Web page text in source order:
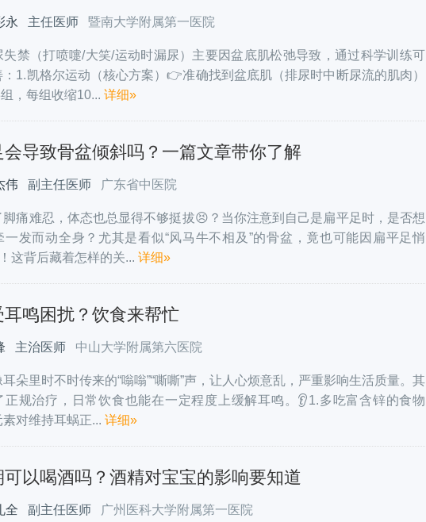
永 主任医师 暨南大学附属第一医院
失禁（打喷嚏/大笑/运动时漏尿）主要因盆底肌松弛导致，通过科学训练可
：1.凯格尔运动（核心方案）👉准确找到盆底肌（排尿时中断尿流的肌肉）
，每组收缩10... 详细»
会导致骨盆倾斜吗？一篇文章带你了解
伟 副主任医师 广东省中医院
脚痛难忍，体态也总显得不够挺拔😣？当你注意到自己是扁平足时，是否想
一发而动全身？尤其是看似“风马牛不相及”的骨盆，竟也可能因扁平足悄
这背后藏着怎样的关... 详细»
耳鸣困扰？饮食来帮忙
主治医师 中山大学附属第六医院
朵里时不时传来的“嗡嗡”“嘶嘶”声，让人心烦意乱，严重影响生活质量。其
正规治疗，日常饮食也能在一定程度上缓解耳鸣。👂1.多吃富含锌的食物
素对维持耳蜗正... 详细»
可以喝酒吗？酒精对宝宝的影响要知道
全 副主任医师 广州医科大学附属第一医院